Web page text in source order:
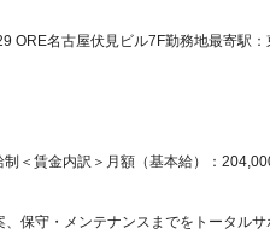
ORE名古屋伏見ビル7F勤務地最寄駅：
＜賃金内訳＞月額（基本給）：
保守・メンテナンスまでをトータルサ